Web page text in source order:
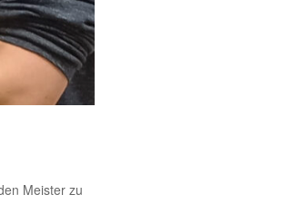
Meister zu